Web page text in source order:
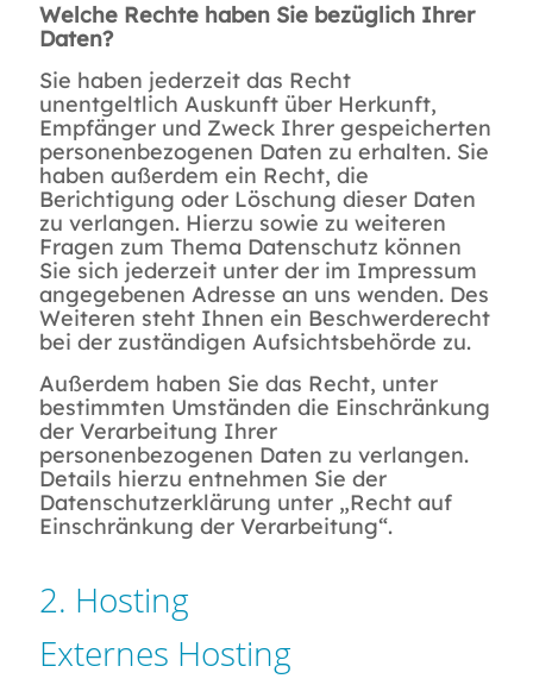
Welche Rechte haben Sie bezüglich Ihrer
Daten?
Sie haben jederzeit das Recht
unentgeltlich Auskunft über Herkunft,
Empfänger und Zweck Ihrer gespeicherten
personenbezogenen Daten zu erhalten. Sie
haben außerdem ein Recht, die
Berichtigung oder Löschung dieser Daten
zu verlangen. Hierzu sowie zu weiteren
Fragen zum Thema Datenschutz können
Sie sich jederzeit unter der im Impressum
angegebenen Adresse an uns wenden. Des
Weiteren steht Ihnen ein Beschwerderecht
bei der zuständigen Aufsichtsbehörde zu.
Außerdem haben Sie das Recht, unter
bestimmten Umständen die Einschränkung
der Verarbeitung Ihrer
personenbezogenen Daten zu verlangen.
Details hierzu entnehmen Sie der
Datenschutzerklärung unter „Recht auf
Einschränkung der Verarbeitung“.
2. Hosting
Externes Hosting